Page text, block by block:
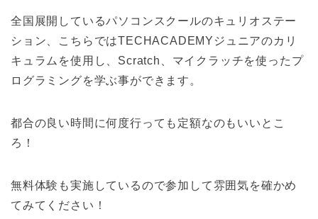
全国展開しているパソコンスクールのキュリオステー
ション、こちらではTECHACADEMYジュニアのカリ
キュラムを使用し、Scratch、マイクラッチを使ったプ
ログラミングを学ぶ事ができます。
都合の良い時間に何度行っても定額なのもいいとこ
ろ！
無料体験も実施しているので参加して雰囲気を確かめ
てみてください！